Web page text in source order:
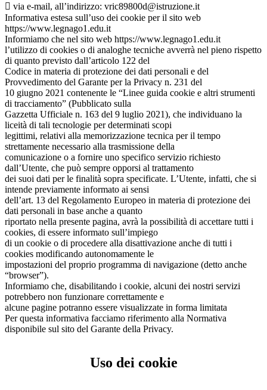
 via e-mail, all’indirizzo: vric89800d@istruzione.it
Informativa estesa sull’uso dei cookie per il sito web
https://www.legnago1.edu.it
Informiamo che nel sito web https://www.legnago1.edu.it
l’utilizzo di cookies o di analoghe tecniche avverrà nel pieno rispetto
di quanto previsto dall’articolo 122 del
Codice in materia di protezione dei dati personali e del
Provvedimento del Garante per la Privacy n. 231 del
10 giugno 2021 contenente le “Linee guida cookie e altri strumenti
di tracciamento” (Pubblicato sulla
Gazzetta Ufficiale n. 163 del 9 luglio 2021), che individuano la
liceità di tali tecnologie per determinati scopi
legittimi, relativi alla memorizzazione tecnica per il tempo
strettamente necessario alla trasmissione della
comunicazione o a fornire uno specifico servizio richiesto
dall’Utente, che può sempre opporsi al trattamento
dei suoi dati per le finalità sopra specificate. L’Utente, infatti, che si
intende previamente informato ai sensi
dell’art. 13 del Regolamento Europeo in materia di protezione dei
dati personali in base anche a quanto
riportato nella presente pagina, avrà la possibilità di accettare tutti i
cookies, di essere informato sull’impiego
di un cookie o di procedere alla disattivazione anche di tutti i
cookies modificando autonomamente le
impostazioni del proprio programma di navigazione (detto anche
“browser”).
Informiamo che, disabilitando i cookie, alcuni dei nostri servizi
potrebbero non funzionare correttamente e
alcune pagine potranno essere visualizzate in forma limitata
Per questa informativa facciamo riferimento alla Normativa
disponibile sul sito del Garante della Privacy.
Uso dei cookie